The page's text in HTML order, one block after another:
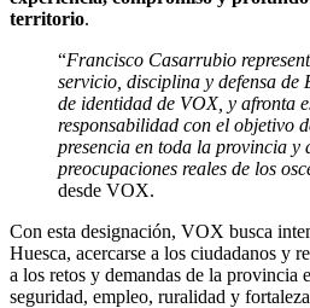
territorio.
“Francisco Casarrubio
servicio, disciplina y defensa de
de identidad de VOX, y afronta
responsabilidad con el objetivo
presencia en toda la provincia y
preocupaciones reales de los
desde VOX.
Con esta designación, VOX busca
Huesca, acercarse a los ciudadanos y
a los retos y demandas de la provincia
seguridad, empleo, ruralidad y